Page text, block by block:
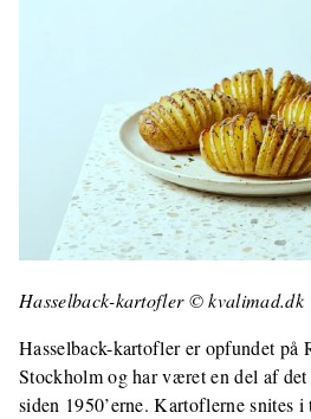
Hasselback-kartofler © kvalimad.dk
Hasselback-kartofler er opfundet på
Stockholm og har været en del af
siden 1950’erne. Kartoflerne snites